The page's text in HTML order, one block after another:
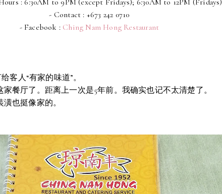
: 6:30AM to 9PM (except Fridays); 6:30AM to 12PM (Fridays)
- Contact : +673 242 0710
- Facebook : Ching Nam Hong Restaurant
客人“有家的味道”。
餐厅了。距离上一次是5年前。我确实也记不太清楚了。
也挺像家的。